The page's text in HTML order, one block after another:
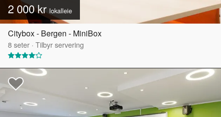
2 000 kr lokalleie
Citybox - Bergen - MiniBox
8seter · Tilbyr servering